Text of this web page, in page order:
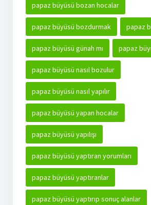
papaz büyüsü bozan hocalar
papaz büyüsü bozdurmak papaz
papaz büyüsü günah mı papaz
papaz büyüsü nasıl bozulur
papaz büyüsü nasıl yapılır
papaz büyüsü yapan hocalar
papaz büyüsü yapılışı
papaz büyüsü yaptıran yorumları
papaz büyüsü yaptıranlar
papaz büyüsü yaptırıp sonuç alanlar